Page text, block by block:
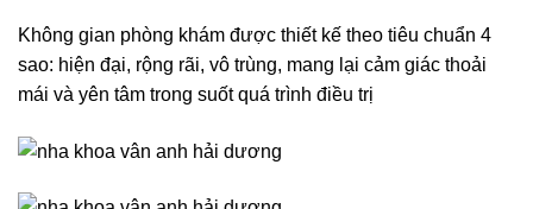
Không gian phòng khám được thiết kế theo tiêu chuẩn 4
sao: hiện đại, rộng rãi, vô trùng, mang lại cảm giác thoải
mái và yên tâm trong suốt quá trình điều trị